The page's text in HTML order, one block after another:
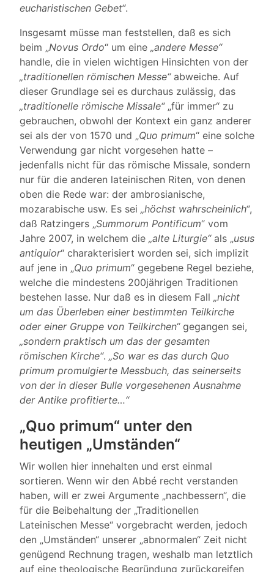
eucharistischen Gebet“.
Insgesamt müsse man feststellen, daß es sich
beim „Novus Ordo“ um eine „andere Messe“
handle, die in vielen wichtigen Hinsichten von der
„traditionellen römischen Messe“abweiche. Auf
dieser Grundlage sei es durchaus zulässig, das
„traditionelle römische Missale“„für immer“ zu
gebrauchen, obwohl der Kontext ein ganz anderer
sei als der von 1570 und „Quo primum“ eine solche
Verwendung gar nicht vorgesehen hatte –
jedenfalls nicht für das römische Missale, sondern
nur für die anderen lateinischen Riten, von denen
oben die Rede war: der ambrosianische,
mozarabische usw. Es sei „höchst wahrscheinlich“,
daß Ratzingers „Summorum Pontificum“ vom
Jahre 2007, in welchem die „alte Liturgie“als „usus
antiquior“ charakterisiert worden sei, sich implizit
auf jene in „Quo primum“ gegebene Regel beziehe,
welche die mindestens 200jährigen Traditionen
bestehen lasse. Nur daß es in diesem Fall „nicht
um das Überleben einer bestimmten Teilkirche
oder einer Gruppe von Teilkirchen“gegangen sei,
„sondern praktisch um das der gesamten
römischen Kirche“. „So war es das durch Quo
primum promulgierte Messbuch, das seinerseits
von der in dieser Bulle vorgesehenen Ausnahme
der Antike profitierte…“
„Quo primum“ unter den
heutigen „Umständen“
Wir wollen hier innehalten und erst einmal
sortieren. Wenn wir den Abbé recht verstanden
haben, will er zwei Argumente „nachbessern“, die
für die Beibehaltung der „Traditionellen
Lateinischen Messe“ vorgebracht werden, jedoch
den „Umständen“ unserer „abnormalen“ Zeit nicht
genügend Rechnung tragen, weshalb man letztlich
auf eine theologische Begründung zurückgreifen